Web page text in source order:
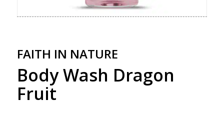
FAITH IN NATURE
Body Wash Dragon
Fruit